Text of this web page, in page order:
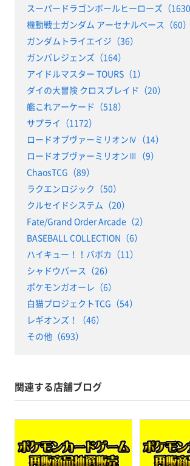
スーパードラゴンボールヒーローズ（1630
機動戦士ガンダム アーセナルベース（60）
ガンダムトライエイジ（36）
ガンバレジェンズ（164）
アイドルマスター TOURS（1）
ダイの大冒険 クロスブレイド（20）
艦これアーケード（518）
サプライ（1172）
ロードオブヴァーミリオンⅣ（14）
ロードオブヴァーミリオンⅢ（9）
ChaosTCG（89）
ラクエンロジック（50）
クルセイドシステム（20）
Fate/Grand Order Arcade（2）
BASEBALL COLLECTION（6）
ハイキュー！！バボカ（11）
シャドウバース（26）
ポケモンガオーレ（6）
白猫プロジェクトTCG（54）
レギオンズ！（46）
その他（693）
関連する店舗ブログ